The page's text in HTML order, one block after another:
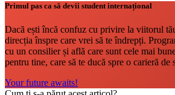
Primul pas ca să devii student internațional
Dacă ești încă confuz cu privire la viitorul
direcția înspre care vrei să te îndrepți.
cu un consilier și află care sunt cele mai
pentru tine, care să te ducă spre o carieră de
Your future awaits!